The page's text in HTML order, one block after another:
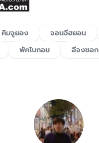
คิมจูยอง จอนจีฮยอน
พัคโบกอม อีจงซอก